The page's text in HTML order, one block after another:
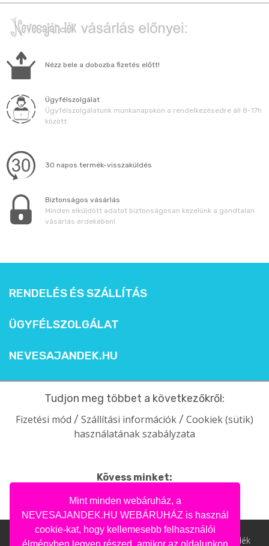
Mint minden webáruház, a
NEVESAJANDEK.HU WEBÁRUHÁZ is használ
cookie-kat, hogy kellemesebb felhasználói
élményben legyen részed, amikor az oldalunkon
Nézz bele a dobozba fizetés előtt!
Ügyfélszolgálat
Ügyfélszolgálatunk munkanapokon a rendelkezésedre áll 8-17h
között.
30 napos termék-visszaküldés
Biztonságos vásárlás
Minden elküldött adatot biztonságosan kezelünk a gondtalan
vásárlás érdekében!
RENDELÉS ÉS SZÁLLÍTÁS
ÜGYFÉLSZOLGÁLAT
NEVESAJANDEK.HU
Tudjon meg többet a következőkről:
Fizetési mód / Szállítási információk / Cookiek (sütik)
használatának szabályzata
Kövess minket:
facebook
intagram
pinterest
youtube
Nevesajandek.hu © 2004- 2020 | Ajándék webáruház, ajándék